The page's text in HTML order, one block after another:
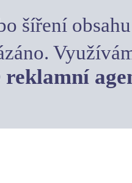
šíření
reklamní